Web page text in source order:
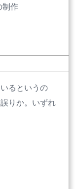
制作
るというの
りか。いずれ